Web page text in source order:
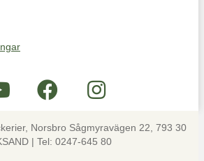
Norsbro Sågmyravägen 22, 793 30
| Tel: 0247-645 80